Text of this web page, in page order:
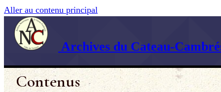
Aller au contenu principal
Archives du Cateau-
Contenus